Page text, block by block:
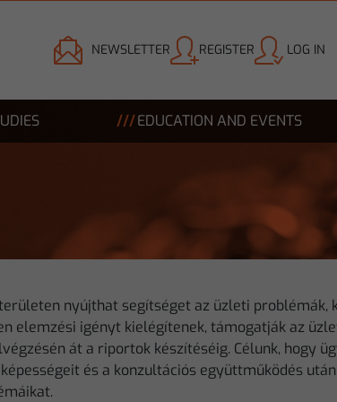
NEWSLETTER REGISTER LOG IN
EDUCATION AND EVENTS
nyújthat segítséget az üzleti problémák,
elemzési igényt kielégítenek, támogatják az
át a riportok készítéséig. Célunk, hogy
és a konzultációs együttműködés